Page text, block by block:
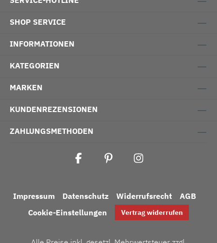
SHOP SERVICE
INFORMATIONEN
KATEGORIEN
MARKEN
KUNDENREZENSIONEN
ZAHLUNGSMETHODEN
Impressum Datenschutz Widerrufsrecht
AGB
Cookie-Einstellungen
Vertrag widerrufen